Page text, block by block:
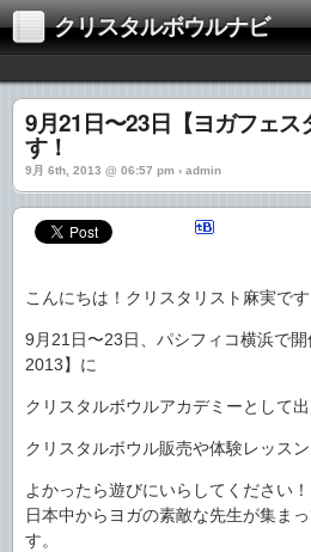
クリスタルボウルナビ
9月21日〜23日【ヨガフェス
す！
9月 6th, 2013 @ 06:57 pm › admin
こんにちは！クリスタリスト麻実です
9月21日〜23日、パシフィコ横浜で
2013】に
クリスタルボウルアカデミーとして出
クリスタルボウル販売や体験レッス
よかったら遊びにいらしてください！
日本中からヨガの素敵な先生が集ま
す。